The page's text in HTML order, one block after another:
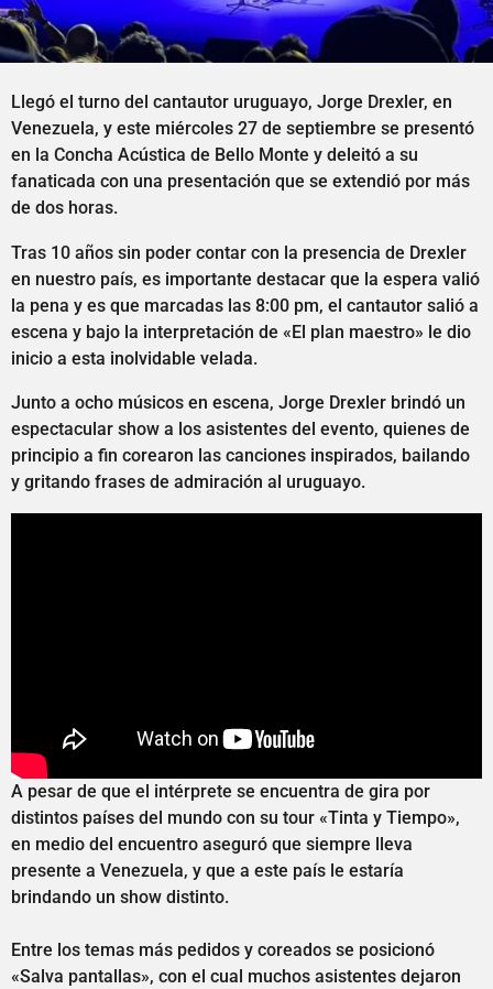
Llegó el turno del cantautor uruguayo, Jorge Drexler, en
Venezuela, y este miércoles 27 de septiembre se presentó
en la Concha Acústica de Bello Monte y deleitó a su
fanaticada con una presentación que se extendió por más
de dos horas.
Tras 10 años sin poder contar con la presencia de Drexler
en nuestro país, es importante destacar que la espera valió
la pena y es que marcadas las 8:00 pm, el cantautor salió a
escena y bajo la interpretación de «El plan maestro» le dio
inicio a esta inolvidable velada.
Junto a ocho músicos en escena, Jorge Drexler brindó un
espectacular show a los asistentes del evento, quienes de
principio a fin corearon las canciones inspirados, bailando
y gritando frases de admiración al uruguayo.
A pesar de que el intérprete se encuentra de gira por
distintos países del mundo con su tour «Tinta y Tiempo»,
en medio del encuentro aseguró que siempre lleva
presente a Venezuela, y que a este país le estaría
brindando un show distinto.
Entre los temas más pedidos y coreados se posicionó
«Salva pantallas», con el cual muchos asistentes dejaron